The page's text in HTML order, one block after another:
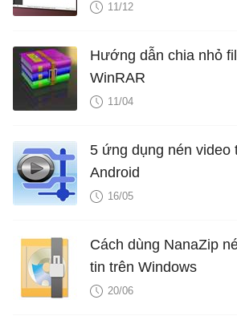
11/12
Hướng dẫn chia nhỏ
WinRAR
11/04
5 ứng dụng nén video
Android
16/05
Cách dùng NanaZip
tin trên Windows
20/06